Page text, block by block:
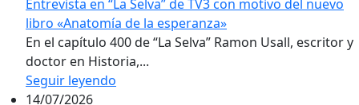
Entrevista en “La Selva” de TV3 con motivo del nuevo
libro «Anatomía de la esperanza»
En el capítulo 400 de “La Selva” Ramon Usall, escritor y
doctor en Historia,...
Seguir leyendo
14/07/2026